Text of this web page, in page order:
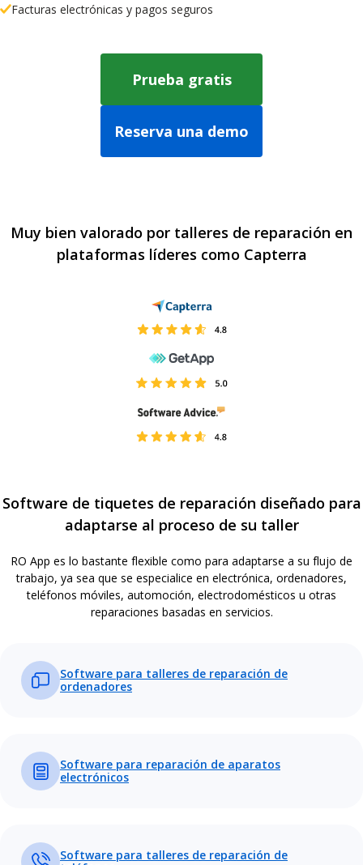
Facturas electrónicas y pagos seguros
Prueba gratis
Reserva una demo
Muy bien valorado por talleres de reparación en
plataformas líderes como Capterra
Software de tiquetes de reparación diseñado para
adaptarse al proceso de su taller
RO App es lo bastante flexible como para adaptarse a su flujo de
trabajo, ya sea que se especialice en electrónica, ordenadores,
teléfonos móviles, automoción, electrodomésticos u otras
reparaciones basadas en servicios.
Software para talleres de reparación de
ordenadores
Software para reparación de aparatos
electrónicos
Software para talleres de reparación de